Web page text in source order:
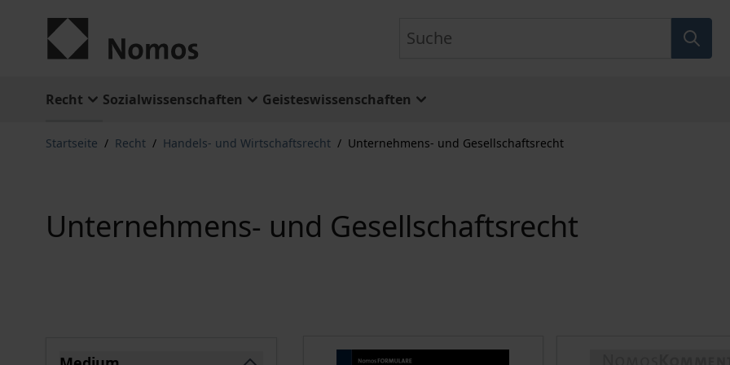
Recht Sozialwissenschaften Geisteswissenschaften
Startseite / Recht / Handels- und Wirtschaftsrecht / Unternehmens- und Gesellschaftsrecht
Unternehmens- und Gesellschaftsrecht